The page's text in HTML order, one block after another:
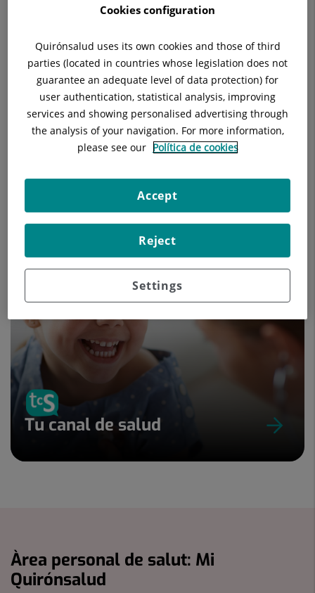
pertinents per a cada pacient
Els nostres blogs
Tu canal de salud
Àrea personal de salut: Mi
Quirónsalud
Cookies configuration
Quirónsalud uses its own cookies and those of third
parties (located in countries whose legislation does not
guarantee an adequate level of data protection) for
user authentication, statistical analysis, improving
services and showing personalised advertising through
the analysis of your navigation. For more information,
please see our Política de cookies
Settings
Reject
Accept